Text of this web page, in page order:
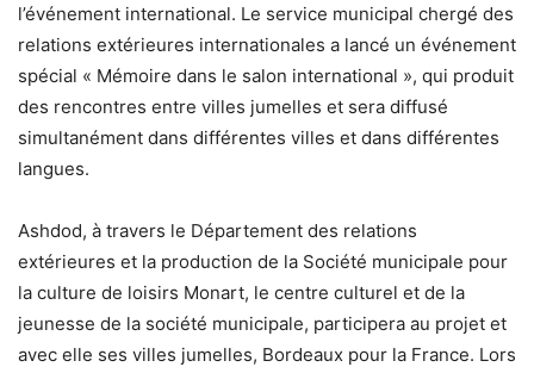
l’événement international. Le service municipal chergé des
relations extérieures internationales a lancé un événement
spécial « Mémoire dans le salon international », qui produit
des rencontres entre villes jumelles et sera diffusé
simultanément dans différentes villes et dans différentes
langues.
Ashdod, à travers le Département des relations
extérieures et la production de la Société municipale pour
la culture de loisirs Monart, le centre culturel et de la
jeunesse de la société municipale, participera au projet et
avec elle ses villes jumelles, Bordeaux pour la France. Lors